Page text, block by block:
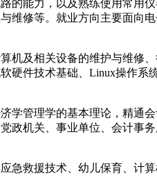
的能力，以及熟练使用常用
维修等。就业方向主要面向
机及相关设备的维护与维修
硬件技术基础、Linux操作
学管理学的基本理论，精通
政机关、事业单位、会计事
救援技术、幼儿保育、计